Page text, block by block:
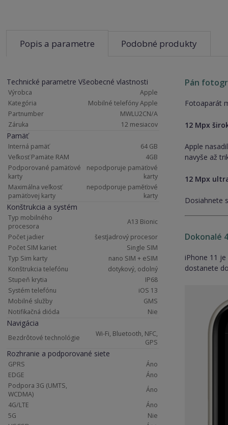
Popis a parametre Podobné produkty
Technické parametre Všeobecné vlastnosti
Výrobca
Apple
Kategória
Mobilné telefóny Apple
Partnumber
MWLU2CN/A
Záruka
12 mesiacov
Pamäť
Interná pamäť
64 GB
Veľkosť Pamäte RAM
4GB
Podporované pamäťové
karty
nepodporuje pamäťové
karty
Maximálna veľkosť
pamäťovej karty
nepodporuje paměťové
karty
Konštrukcia a systém
Typ mobilného
procesora
A13 Bionic
Počet jadier
šesťjadrový procesor
Počet SIM kariet
Single SIM
Typ Sim karty
nano SIM + eSIM
Konštrukcia telefónu
dotykový, odolný
Stupeň krytia
IP68
Systém telefónu
iOS 13
Mobilné služby
GMS
Notifikačná dióda
Nie
Navigácia
Bezdrôtové technológie
Wi-Fi, Bluetooth, NFC,
GPS
Rozhranie a podporované siete
GPRS
Áno
EDGE
Áno
Podpora 3G (UMTS,
WCDMA)
Áno
4G/LTE
Áno
5G
Nie
Pán
Fotoaparát
12 Mpx
Apple
navyše až
12 Mpx
Dosiahnete
Dokonalé
iPhone 11
dostanete